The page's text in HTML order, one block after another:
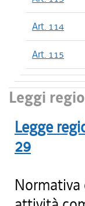
Art. 114
Art. 115
Leggi
Legge
29